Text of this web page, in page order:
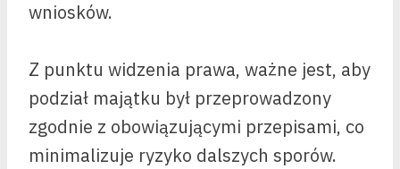
wniosków.
Z punktu widzenia prawa, ważne jest, aby
podział majątku był przeprowadzony
zgodnie z obowiązującymi przepisami, co
minimalizuje ryzyko dalszych sporów.